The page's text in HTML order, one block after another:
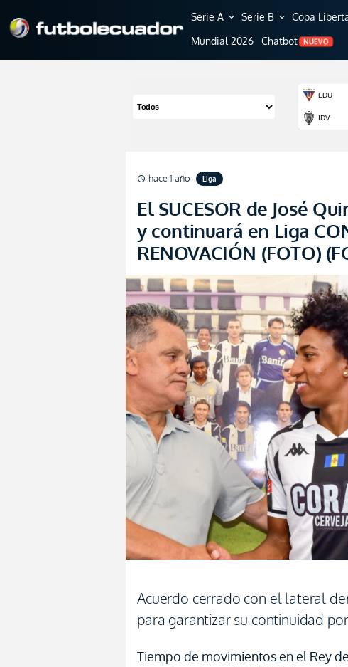
Serie A expand_more Serie B expand_more Copa
Mundial 2026 Chatbot NUEVO
schedule hace 1 año Liga
El SUCESOR de José
y continuará en Liga
RENOVACIÓN (FOTO)
Acuerdo cerrado con el lateral
para garantizar su continuidad
Tiempo de movimientos en el Rey